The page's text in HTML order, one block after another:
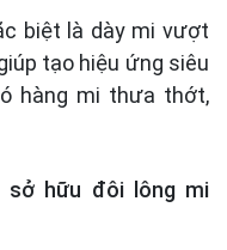
biệt là dày mi vượt
tạo hiệu ứng siêu
hàng mi thưa thớt,
sở hữu đôi lông mi